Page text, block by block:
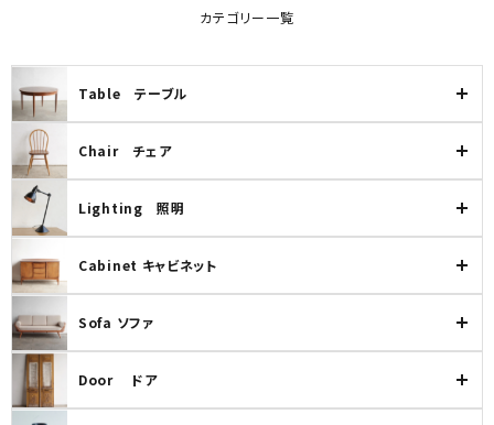
カテゴリー一覧
Table テーブル
Chair チェア
Lighting 照明
Cabinet キャビネット
Sofa ソファ
Door ドア